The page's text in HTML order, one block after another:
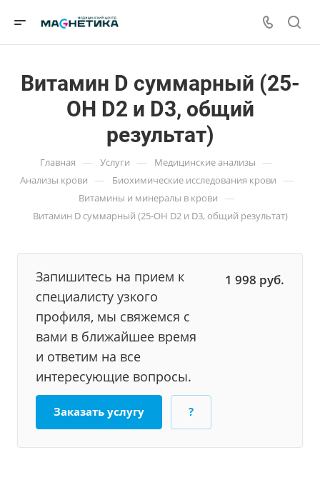
Витамин D суммарный (25-
OH D2 и D3, общий
результат)
Главная — Услуги — Медицинские анализы —
Анализы крови — Биохимические исследования крови —
Витамины и минералы в крови —
Витамин D суммарный (25-OH D2 и D3, общий результат)
Запишитесь на прием к
специалисту узкого
профиля, мы свяжемся с
вами в ближайшее время
и ответим на все
интересующие вопросы.
1 998 руб.
Заказать услугу ?